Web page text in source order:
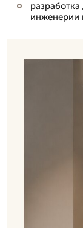
инженерии